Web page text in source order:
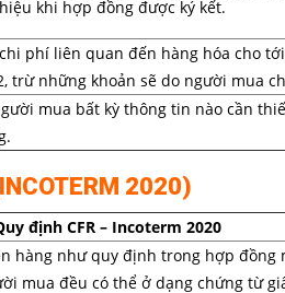
khi hợp đồng được ký kết.
phí liên quan đến hàng hóa cho
trừ những khoản sẽ do người mua
mua bất kỳ thông tin nào cần
2020)
định CFR – Incoterm 2020
hàng như quy định trong hợp đồng
mua đều có thể ở dạng chứng từ